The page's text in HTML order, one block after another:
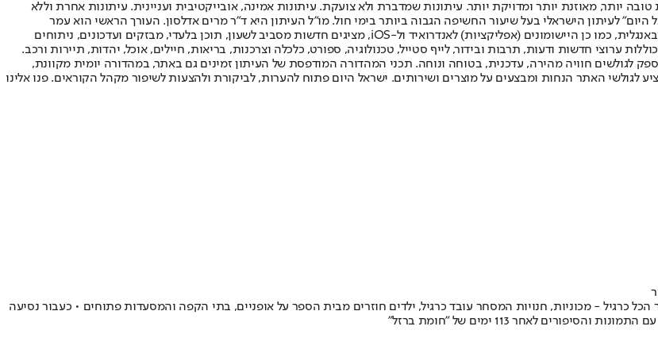
יותר, מאוזנת יותר ומדויקת יותר. עיתונות שמדברת ולא צועקת. עיתונות אמינה, אובייקטיבית ועניינית. עיתונות אחרת וללא
המודפסת הראשונה פורסמה ב-30 ביולי 2007, וב-2010 הפך "ישראל היום" לעיתון הישראלי בעל שיעור החשיפה הגבוה ביותר בימי חול. מו"ל העיתון היא ד"ר מרים אדלסון. העורך הראשי הוא עמר
לחמנוביץ, והעורך המייסד הוא עמוס רגב. אתרי האינטרנט של "ישראל היום" בעברית ובאנגלית, כמו כן היישומונים (אפליקציות) לאנדרואיד ול-iOS, מציגים חדשות מסביב לשעון, תוכן בלעדי, מבזקים ועדכונים, ניתוחים
ערוצי חדשות ודעות, תרבות ובידור, לייף סטייל, טכנולוגיה, ספורט, כלכלה וצרכנות, בריאות, חיילים, אוכל, יהדות, תיירות ורכב.
לספק לגולשים חוויה מהירה, עדכנית, בטוחה ונוחה. תכני המהדורה המודפסת של העיתון זמינים גם באתר, במהדורה יומית מקוונת,
לגולשי האתר הנחות ומבצעים על מוצרים ושירותים. ישראל היום פתוח להערות, לביקורת ולהצעות לשיפור מקהל הקוראים. פנו אלינו
כרגיל - מכוניות, חנויות המסחר עובד כרגיל, ילדים חוזרים מבית הספר על אופניים, בתי הקפה והמסעדות פתוחים • כעבור נסיעה
לאחר 113 ימים של "חומת ברזל"